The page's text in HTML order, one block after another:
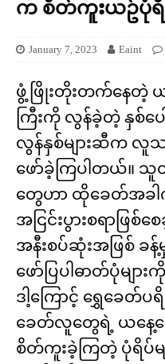
က စိတ်ကူးယဥ်ပုံရိပ်
January 7, 2023 Eaint
ဖွံ့ဖြိုးတိုးတက်နေတဲ့
ကြီးကို လွန်ခဲ့တဲ့ နှစ်ပေ
လွန်နှစ်များဆီက လူသ
ဖော်ခဲ့ကြပါတယ်။
တွေဟာ ထိုခေတ်အခ
အငြင်းပွားစရာဖြ
အနီးစပ်ဆုံးအဖြစ် ခ
ဖော်ပြပါဓာတ်ပုံမျ
ဒါ့ကြောင့် ရွှေခေ
ခေတ်လူတွေရဲ့ ယနေ့ခ
စိတ်ကူးခဲ့ကြတဲ့ ပုံရိပ်မျ